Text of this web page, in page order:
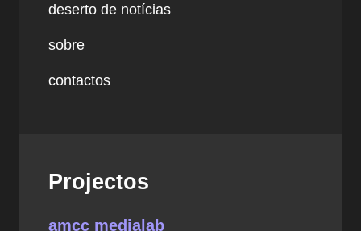
deserto de notícias
sobre
contactos
Projectos
amcc medialab